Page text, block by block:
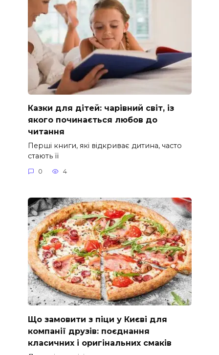
Казки для дітей: чарівний світ, із
якого починається любов до
читання
Перші книги, які відкриває дитина, часто
стають її
0 4
Що замовити з піци у Києві для
компанії друзів: поєднання
класичних і оригінальних смаків